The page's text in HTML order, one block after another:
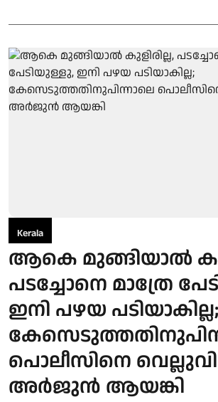
Kerala
ആകെ മുങ്ങിയാൽ
പടച്ചോനെ മാത്രേ
ഇനി പഴയ പടിയാകില്ല;
പൊലീസിനെ
അര്‍ജുന്‍ ആയങ്കി